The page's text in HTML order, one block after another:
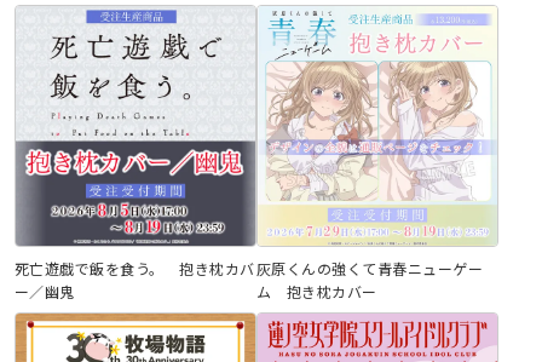
死亡遊戯で飯を食う。 抱き枕カバ
ー／幽鬼
灰原くんの強くて青春ニューゲー
ム 抱き枕カバー